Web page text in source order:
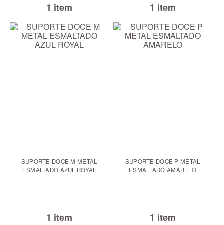
1 item 1 item
SUPORTE DOCE M METAL
ESMALTADO AZUL ROYAL
1 item
SUPORTE DOCE P METAL
ESMALTADO AMARELO
1 item